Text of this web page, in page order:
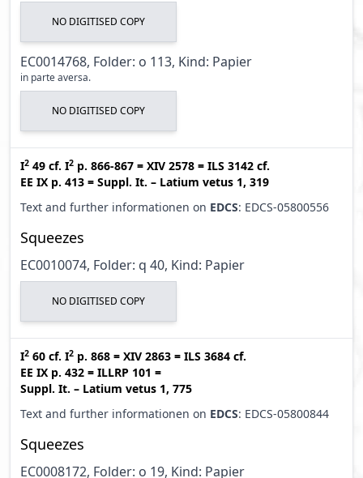
NO DIGITISED COPY
EC0014768, Folder: o 113, Kind: Papier
in parte aversa.
NO DIGITISED COPY
I2 49 cf. I2 p. 866-867 = XIV 2578 = ILS 3142 cf.
EE IX p. 413 = Suppl. It. – Latium vetus 1, 319
Text and further informationen on EDCS: EDCS-05800556
Squeezes
EC0010074, Folder: q 40, Kind: Papier
NO DIGITISED COPY
I2 60 cf. I2 p. 868 = XIV 2863 = ILS 3684 cf.
EE IX p. 432 = ILLRP 101 =
Suppl. It. – Latium vetus 1, 775
Text and further informationen on EDCS: EDCS-05800844
Squeezes
EC0008172, Folder: o 19, Kind: Papier